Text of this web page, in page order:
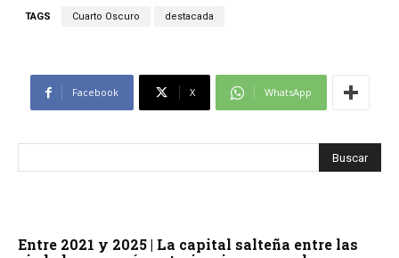
TAGS Cuarto Oscuro destacada
Facebook X WhatsApp
Entre 2021 y 2025 | La capital salteña entre las